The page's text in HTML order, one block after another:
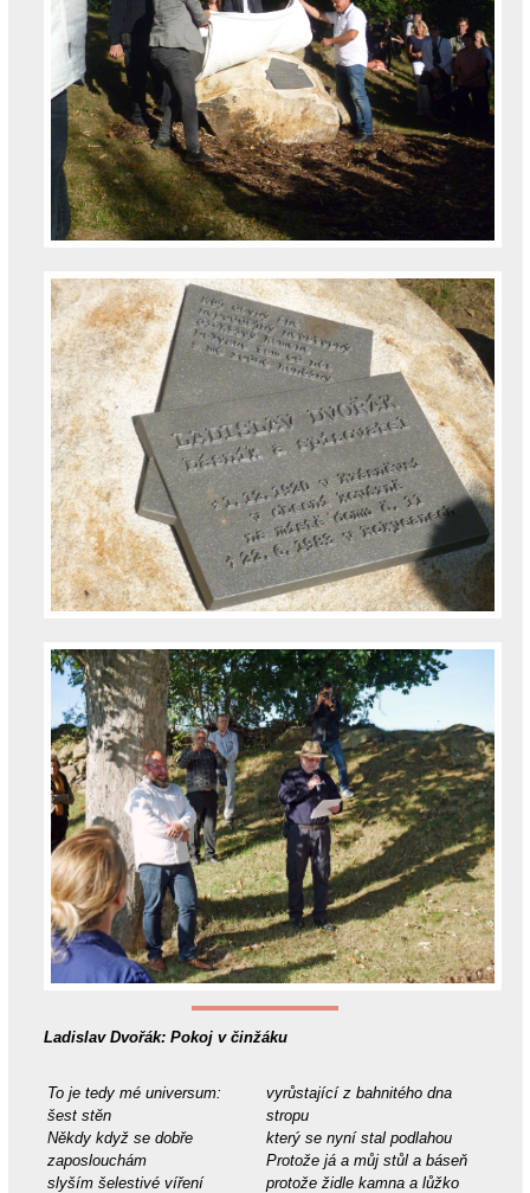
Ladislav Dvořák: Pokoj v činžáku
To je tedy mé universum:
šest stěn
Někdy když se dobře
zaposlouchám
slyším šelestivé víření
vyrůstající z bahnitého dna
stropu
který se nyní stal podlahou
Protože já a můj stůl a báseň
protože židle kamna a lůžko